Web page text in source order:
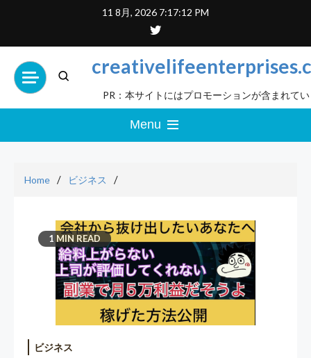
11 8月, 2026 7:17:13 PM
PR：本サイトにはプロモーションが含まれて
Menu
Home ビジネス
1 MIN READ
ビジネス